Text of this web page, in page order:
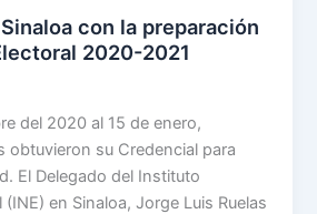
con la preparación
2020-2021
del 2020 al 15 de enero,
obtuvieron su Credencial para
El Delegado del Instituto
en Sinaloa, Jorge Luis Ruelas